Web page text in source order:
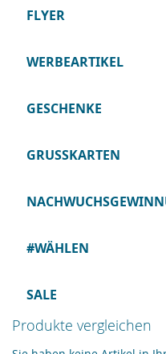
FLYER
WERBEARTIKEL
GESCHENKE
GRUSSKARTEN
#WÄHLEN
SALE
Produkte vergleichen